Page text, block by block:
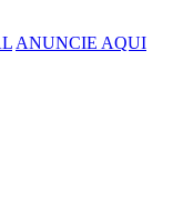
ANUNCIE AQUI